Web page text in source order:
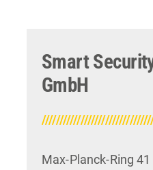
Smart
GmbH
Max-Planck-Ring 41